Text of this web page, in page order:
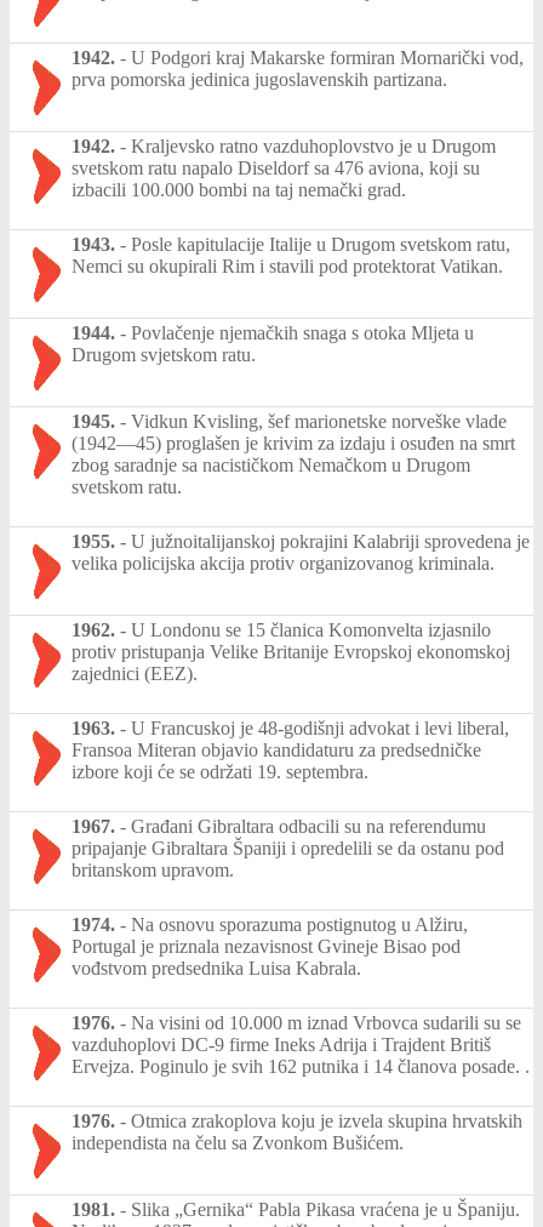
1942. - U Podgori kraj Makarske formiran Mornarički vod,
prva pomorska jedinica jugoslavenskih partizana.
1942. - Kraljevsko ratno vazduhoplovstvo je u Drugom
svetskom ratu napalo Diseldorf sa 476 aviona, koji su
izbacili 100.000 bombi na taj nemački grad.
1943. - Posle kapitulacije Italije u Drugom svetskom ratu,
Nemci su okupirali Rim i stavili pod protektorat Vatikan.
1944. - Povlačenje njemačkih snaga s otoka Mljeta u
Drugom svjetskom ratu.
1945. - Vidkun Kvisling, šef marionetske norveške vlade
(1942—45) proglašen je krivim za izdaju i osuđen na smrt
zbog saradnje sa nacističkom Nemačkom u Drugom
svetskom ratu.
1955. - U južnoitalijanskoj pokrajini Kalabriji sprovedena je
velika policijska akcija protiv organizovanog kriminala.
1962. - U Londonu se 15 članica Komonvelta izjasnilo
protiv pristupanja Velike Britanije Evropskoj ekonomskoj
zajednici (EEZ).
1963. - U Francuskoj je 48-godišnji advokat i levi liberal,
Fransoa Miteran objavio kandidaturu za predsedničke
izbore koji će se održati 19. septembra.
1967. - Građani Gibraltara odbacili su na referendumu
pripajanje Gibraltara Španiji i opredelili se da ostanu pod
britanskom upravom.
1974. - Na osnovu sporazuma postignutog u Alžiru,
Portugal je priznala nezavisnost Gvineje Bisao pod
vođstvom predsednika Luisa Kabrala.
1976. - Na visini od 10.000 m iznad Vrbovca sudarili su se
vazduhoplovi DC-9 firme Ineks Adrija i Trajdent Britiš
Ervejza. Poginulo je svih 162 putnika i 14 članova posade. .
1976. - Otmica zrakoplova koju je izvela skupina hrvatskih
independista na čelu sa Zvonkom Bušićem.
1981. - Slika „Gernika“ Pabla Pikasa vraćena je u Španiju.